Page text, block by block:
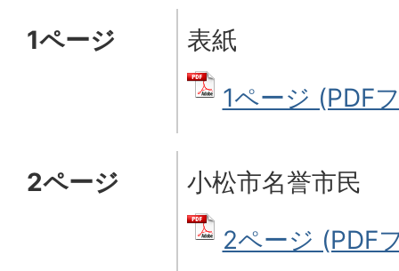
1ページ
表紙
1ページ (PDF
2ページ
小松市名誉市民
2ページ (PDF